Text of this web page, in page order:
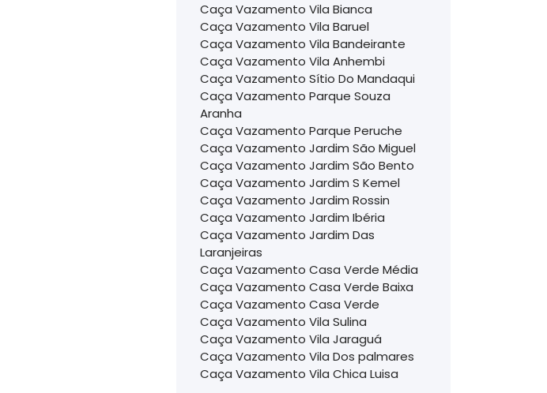
Caça Vazamento Vila Bianca
Caça Vazamento Vila Baruel
Caça Vazamento Vila Bandeirante
Caça Vazamento Vila Anhembi
Caça Vazamento Sítio Do Mandaqui
Caça Vazamento Parque Souza
Aranha
Caça Vazamento Parque Peruche
Caça Vazamento Jardim São Miguel
Caça Vazamento Jardim São Bento
Caça Vazamento Jardim S Kemel
Caça Vazamento Jardim Rossin
Caça Vazamento Jardim Ibéria
Caça Vazamento Jardim Das
Laranjeiras
Caça Vazamento Casa Verde Média
Caça Vazamento Casa Verde Baixa
Caça Vazamento Casa Verde
Caça Vazamento Vila Sulina
Caça Vazamento Vila Jaraguá
Caça Vazamento Vila Dos palmares
Caça Vazamento Vila Chica Luisa